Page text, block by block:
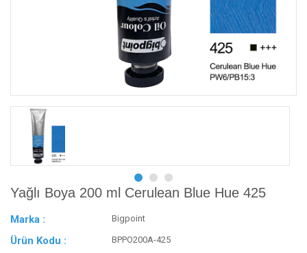
Yağlı Boya 200 ml Cerulean Blue Hue 425
Marka : Bigpoint
Ürün Kodu : BPPO200A-425